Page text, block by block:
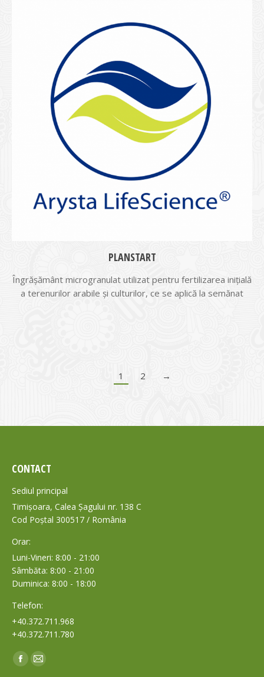
PLANSTART
Îngrășământ microgranulat utilizat pentru fertilizarea inițială
a terenurilor arabile și culturilor, ce se aplică la semănat
1 2 →
CONTACT
Sediul principal
Timișoara, Calea Șagului nr. 138 C
Cod Poștal 300517 / România
Orar:
Luni-Vineri: 8:00 - 21:00
Sâmbăta: 8:00 - 21:00
Duminica: 8:00 - 18:00
Telefon:
+40.372.711.968
+40.372.711.780
Find us on:
Facebook
Mail